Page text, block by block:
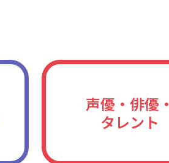
声優・俳優・
タレント